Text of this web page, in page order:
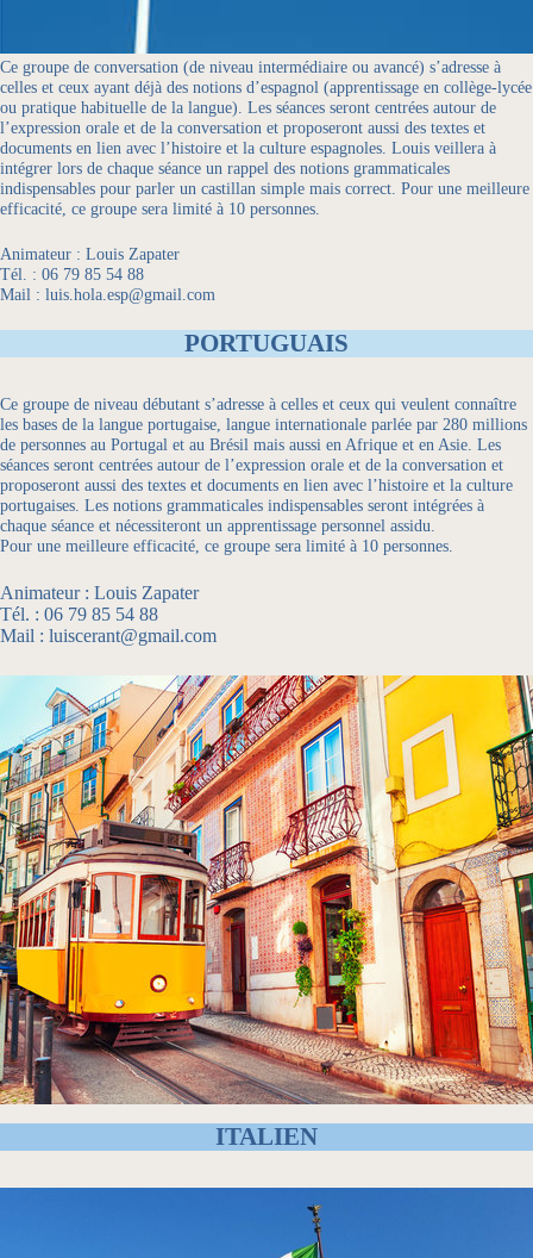
Ce groupe de conversation (de niveau intermédiaire ou avancé) s’adresse à
celles et ceux ayant déjà des notions d’espagnol (apprentissage en collège-lycée
ou pratique habituelle de la langue). Les séances seront centrées autour de
l’expression orale et de la conversation et proposeront aussi des textes et
documents en lien avec l’histoire et la culture espagnoles. Louis veillera à
intégrer lors de chaque séance un rappel des notions grammaticales
indispensables pour parler un castillan simple mais correct. Pour une meilleure
efficacité, ce groupe sera limité à 10 personnes.
Animateur : Louis Zapater
Tél. : 06 79 85 54 88
Mail : luis.hola.esp@gmail.com
PORTUGUAIS
Ce groupe de niveau débutant s’adresse à celles et ceux qui veulent connaître
les bases de la langue portugaise, langue internationale parlée par 280 millions
de personnes au Portugal et au Brésil mais aussi en Afrique et en Asie. Les
séances seront centrées autour de l’expression orale et de la conversation et
proposeront aussi des textes et documents en lien avec l’histoire et la culture
portugaises. Les notions grammaticales indispensables seront intégrées à
chaque séance et nécessiteront un apprentissage personnel assidu.
Pour une meilleure efficacité, ce groupe sera limité à 10 personnes.
Animateur : Louis Zapater
Tél. : 06 79 85 54 88
Mail : luiscerant@gmail.com
ITALIEN